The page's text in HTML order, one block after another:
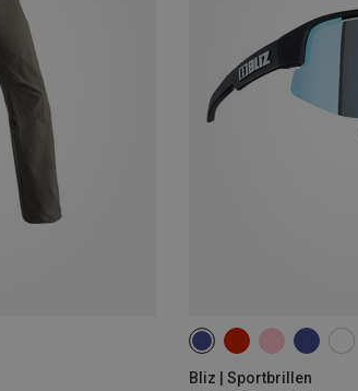
Bliz | Sportbrillen